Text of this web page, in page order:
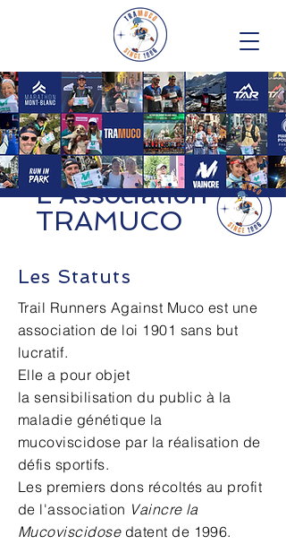
L'Association
TRAMUCO
Les Statuts
Trail Runners Against Muco est une
association de loi 1901 sans but
lucratif.
Elle a pour objet
lasensibilisation du public à la
maladie génétique la
mucoviscidose par la réalisation de
défis sportifs.
Les premiers dons récoltés au profit
de l'association Vaincre la
Mucoviscidosedatent de 1996.